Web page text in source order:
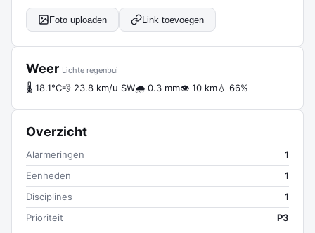
Foto uploaden Link toevoegen
Weer Lichte regenbui
🌡 18.1°C💨 23.8 km/u SW🌧 0.3 mm👁 10 km💧 66%
Overzicht
Alarmeringen
1
Eenheden
1
Disciplines
1
Prioriteit
P3